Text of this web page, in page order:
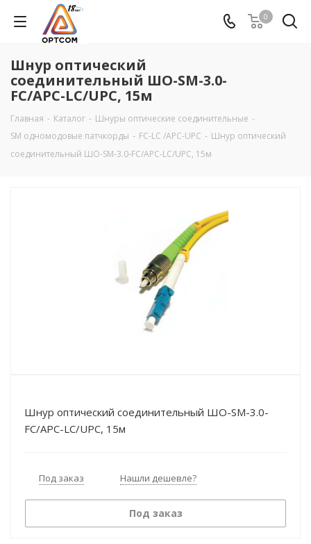
0
Шнур оптический
соединительный ШО-SM-3.0-
FC/APC-LC/UPC, 15м
Главная - Каталог - Шнуры оптические соединительные -
SM одномодовые патчкорды - FC-LC /APC-UPC - Шнур оптический
соединительный ШО-SM-3.0-FC/APC-LC/UPC, 15м
Шнур оптический соединительный ШО-SM-3.0-
FC/APC-LC/UPC, 15м
Под заказ Нашли дешевле?
Под заказ